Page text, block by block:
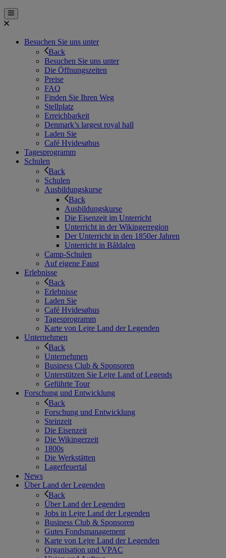
Besuchen Sie uns unter
Back
Besuchen Sie uns unter
Die Öffnungszeiten
Preise
FAQ
Finden Sie Ihren Weg
Stellplatz
Erreichbarkeit
Denmark’s largest royal hall
Laden Sie
Café Hvidesøhus
Tagesprogramm
Schulen
Back
Schulen
Ausbildungskurse
Back
Ausbildungskurse
Die Eisenzeit im Unterricht
Unterricht in der Wikingerregion
Der Unterricht in den 1850er Jahren
Unterricht in Båldalen
Camp-Schulen
Auf eigene Faust
Erlebnisse
Back
Erlebnisse
Laden Sie
Café Hvidesøhus
Tagesprogramm
Karte von Lejre Land der Legenden
Unternehmen
Back
Unternehmen
Business Club & Sponsoren
Unterstützen Sie Lejre Land of Legends
Geführte Tour
Forschung und Entwicklung
Back
Forschung und Entwicklung
Steinzeit
Die Eisenzeit
Die Wikingerzeit
1800s
Die Werkstätten
Lagerfeuertal
News
Über Land der Legenden
Back
Über Land der Legenden
Jobs in Lejre Land der Legenden
Business Club & Sponsoren
Gutes Fondsmanagement
Karte von Lejre Land der Legenden
Organisation und VPAC